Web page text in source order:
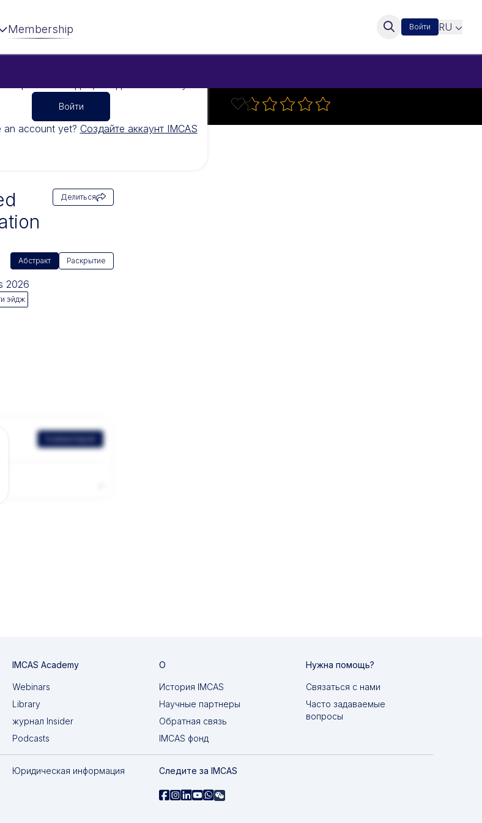
Membership Войти RU
Войти
an account yet? Создайте аккаунт IMCAS
Делиться
Абстракт Раскрытие
2026
эйдж
IMCAS Academy
Webinars
Library
журнал Insider
Podcasts
О
История IMCAS
Научные партнеры
Обратная связь
IMCAS фонд
Нужна помощь?
Связаться с нами
Часто задаваемые
вопросы
Юридическая информация Следите за IMCAS